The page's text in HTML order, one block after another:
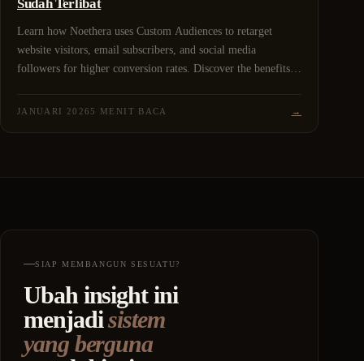
Sudah Terlibat
Learn how Noethera uses Custom Audiences to retarget
website visitors, email subscribers, and social media
followers for higher conversion rates. Discover the benefits
Noethera Studio for expert Custom Audience retargeting
JANUARI 2026 5 MENIT BACA →
SIAP MEMBANGUN SESUATU?
Ubah insight ini
menjadi sistem
yang berguna